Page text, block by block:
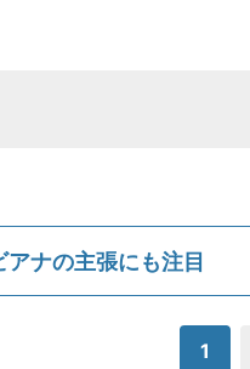
アナの主張にも注目
1